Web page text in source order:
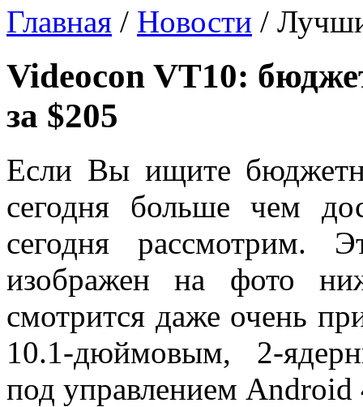
Главная / Новости /
Videocon VT10:
за $205
Если Вы ищите
сегодня больше чем
сегодня рассмотрим.
изображен на фото
смотрится даже очень
10.1-дюймовым, 2-
под управлением